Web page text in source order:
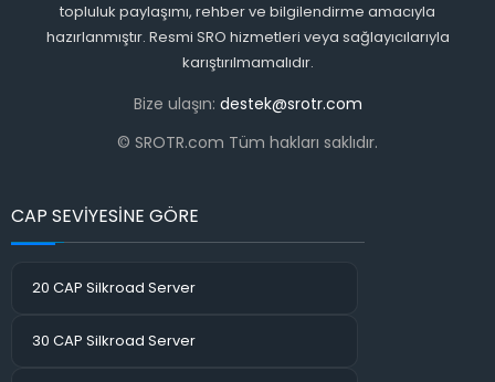
topluluk paylaşımı, rehber ve bilgilendirme amacıyla
hazırlanmıştır. Resmi SRO hizmetleri veya sağlayıcılarıyla
karıştırılmamalıdır.
Bize ulaşın: destek@srotr.com
© SROTR.com Tüm hakları saklıdır.
CAP SEVİYESİNE GÖRE
20 CAP Silkroad Server
30 CAP Silkroad Server